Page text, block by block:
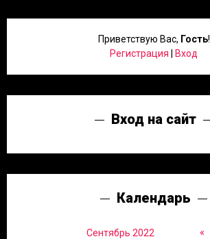
Приветствую Вас, Гость!
Регистрация
Вход
Вход на сайт
Календарь
«
Сентябрь 2022